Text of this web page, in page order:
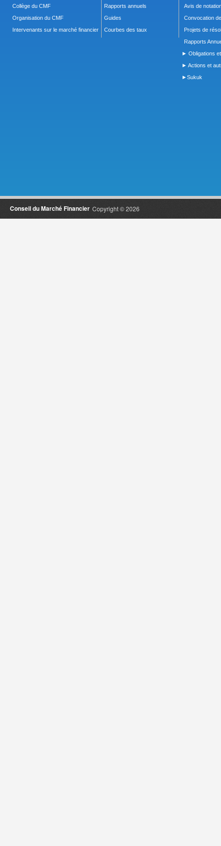
Collège du CMF
Organisation du CMF
Intervenants sur le marché financier
Rapports annuels
Guides
Courbes des taux
Avis de
Convocation
Projets de
Rapports
► Obligations
► Actions et
►Sukuk
Copyright © 2026
Conseil du Marché Financier